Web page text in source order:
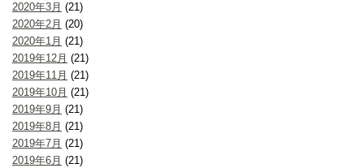
2020年3月 (21)
2020年2月 (20)
2020年1月 (21)
2019年12月 (21)
2019年11月 (21)
2019年10月 (21)
2019年9月 (21)
2019年8月 (21)
2019年7月 (21)
2019年6月 (21)